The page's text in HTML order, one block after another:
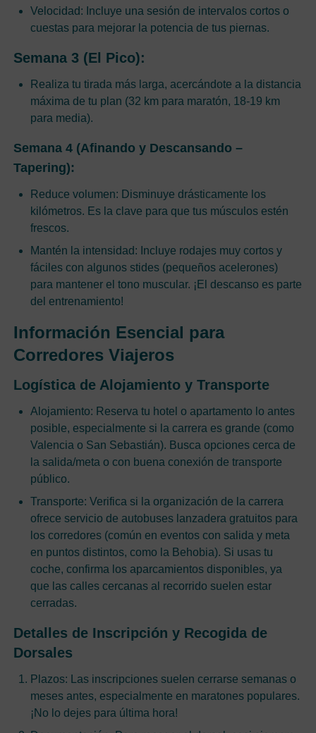
Velocidad: Incluye una sesión de intervalos cortos o
cuestas para mejorar la potencia de tus piernas.
Semana 3 (El Pico):
Realiza tu tirada más larga, acercándote a la distancia
máxima de tu plan (32 km para maratón, 18-19 km
para media).
Semana 4 (Afinando y Descansando –
Tapering):
Reduce volumen: Disminuye drásticamente los
kilómetros. Es la clave para que tus músculos estén
frescos.
Mantén la intensidad: Incluye rodajes muy cortos y
fáciles con algunos stides (pequeños acelerones)
para mantener el tono muscular. ¡El descanso es parte
del entrenamiento!
Información Esencial para
Corredores Viajeros
Logística de Alojamiento y Transporte
Alojamiento: Reserva tu hotel o apartamento lo antes
posible, especialmente si la carrera es grande (como
Valencia o San Sebastián). Busca opciones cerca de
la salida/meta o con buena conexión de transporte
público.
Transporte: Verifica si la organización de la carrera
ofrece servicio de autobuses lanzadera gratuitos para
los corredores (común en eventos con salida y meta
en puntos distintos, como la Behobia). Si usas tu
coche, confirma los aparcamientos disponibles, ya
que las calles cercanas al recorrido suelen estar
cerradas.
Detalles de Inscripción y Recogida de
Dorsales
Plazos: Las inscripciones suelen cerrarse semanas o
meses antes, especialmente en maratones populares.
¡No lo dejes para última hora!